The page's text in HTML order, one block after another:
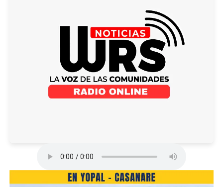
comunitaria, impulsando y brindando espacios para la
participación ciudadana.
ADVERTISEMENT
emprendimientos para manejar toda esta parte del
mundo moderno empresarial”, indicó Paul Bernal,
profesional universitario de la Secretaría de Agricultura
Los requisitos se podrán encontrar a través de los
canales digitales oficiales de la Alcaldía de Arauca,
diligenciarlos y radicar los documentos requeridos en la
ADVERTISEMENT